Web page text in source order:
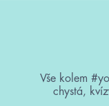
Vše kolem
chystá,